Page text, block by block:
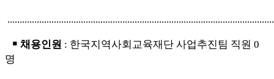
￭ 채용인원 : 한국지역사회교육재단 사업추진팀 직원 0
명